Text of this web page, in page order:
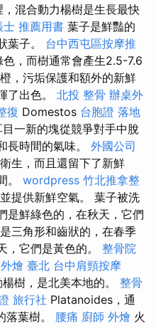
，混合動力楊樹是生長最快
士 推薦用書 葉子是鮮豔的
葉子。 台中西屯區按摩推
，而樹通常會產生2.5-7.6
，污垢保護和額外的新鮮
了出色。 北投 整骨 辦桌外
復 Domestos 台胞證 落地
一新的塊從競爭對手中脫
長時間的氣味。 外國公司
生，而且還留下了新鮮
。 wordpress 竹北推拿整
提供新鮮空氣。 葉子被洗
是鮮綠色的，在秋天，它們
三角形和齒狀的，在春季
，它們是黃色的。 整骨院
外燴 臺北 台中肩頸按摩
樹，是北美本地的。 整骨
旅行社 Platanoides，通
葉樹。 腰痛 廚師 外燴 火